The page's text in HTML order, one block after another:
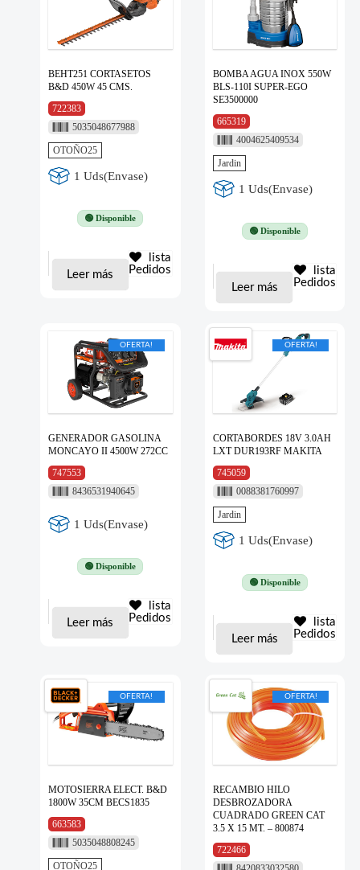
BEHT251 CORTASETOS
B&D 450W 45 CMS.
722383
5035048677988
OTOÑO25
1 Uds(Envase)
🟢 Disponible
Leer más
lista
Pedidos
BOMBA AGUA INOX 550W
BLS-110I SUPER-EGO
SE3500000
665319
4004625409534
Jardin
1 Uds(Envase)
🟢 Disponible
Leer más
lista
Pedidos
OFERTA!
GENERADOR GASOLINA
MONCAYO II 4500W 272CC
747553
8436531940645
1 Uds(Envase)
🟢 Disponible
Leer más
lista
Pedidos
OFERTA!
CORTABORDES 18V 3.0AH
LXT DUR193RF MAKITA
745059
0088381760997
Jardin
1 Uds(Envase)
🟢 Disponible
Leer más
lista
Pedidos
OFERTA!
MOTOSIERRA ELECT. B&D
1800W 35CM BECS1835
663583
5035048808245
OTOÑO25
OFERTA!
RECAMBIO HILO
DESBROZADORA
CUADRADO GREEN CAT
3.5 X 15 MT. – 800874
722466